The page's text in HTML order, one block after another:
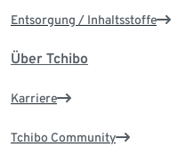
Entsorgung / Inhaltsstoffe
Über Tchibo
Karriere
Tchibo Community